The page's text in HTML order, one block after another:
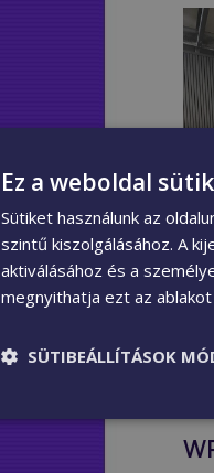
Ez a weboldal
Sütiket használunk az
szintű kiszolgálásához. A
aktiválásához és a
megnyithatja ezt az
SÜTIBEÁLLÍTÁSOK